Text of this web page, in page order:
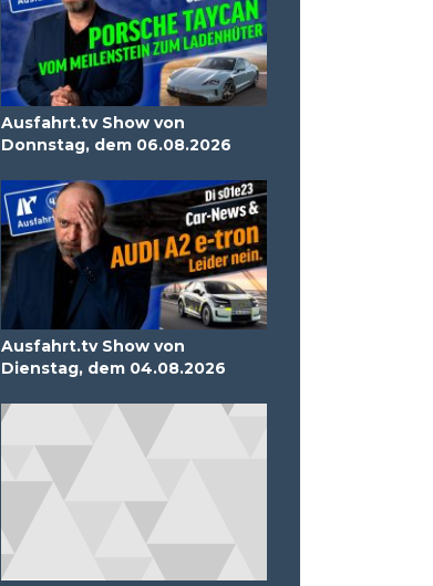
Ausfahrt.tv Show von
Donnstag, dem 06.08.2026
Ausfahrt.tv Show von
Dienstag, dem 04.08.2026